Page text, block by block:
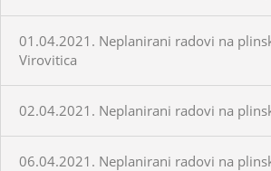
01.04.2021. Neplanirani radovi na
Virovitica
02.04.2021. Neplanirani radovi na
06.04.2021. Neplanirani radovi na